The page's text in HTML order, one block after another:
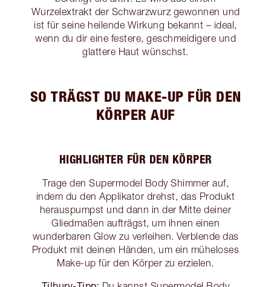
Wurzelextrakt der Schwarzwurz gewonnen und
ist für seine heilende Wirkung bekannt – ideal,
wenn du dir eine festere, geschmeidigere und
glattere Haut wünschst.
SO TRÄGST DU MAKE-UP FÜR DEN
KÖRPER AUF
HIGHLIGHTER FÜR DEN KÖRPER
Trage den Supermodel Body Shimmer auf,
indem du den Applikator drehst, das Produkt
herauspumpst und dann in der Mitte deiner
Gliedmaßen aufträgst, um ihnen einen
wunderbaren Glow zu verleihen. Verblende das
Produkt mit deinen Händen, um ein müheloses
Make-up für den Körper zu erzielen.